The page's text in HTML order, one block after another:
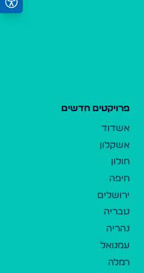
פרויקטים חדשים
אשדוד
אשקלון
חולון
חיפה
ירושלים
טבריה
נהריה
עמנואל
רמלה